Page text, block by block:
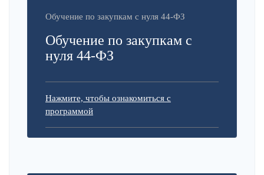
Обучение по закупкам с нуля 44-ФЗ
Обучение по закупкам с
нуля 44-ФЗ
Нажмите, чтобы ознакомиться с
программой